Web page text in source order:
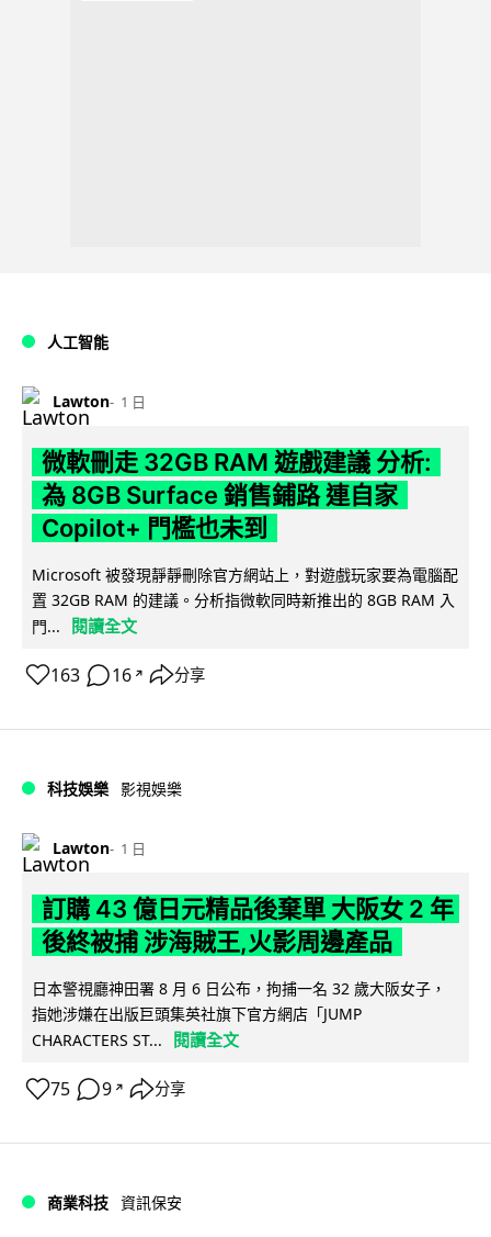
人工智能
Lawton 1 日
微軟刪走 32GB RAM 遊戲建議 分析:
為 8GB Surface 銷售鋪路 連自家
Copilot+ 門檻也未到
Microsoft 被發現靜靜刪除官方網站上，對遊戲玩家要為電腦配
置 32GB RAM 的建議。分析指微軟同時新推出的 8GB RAM 入
門...
閱讀全文
163 16 ↗ 分享
科技娛樂 影視娛樂
Lawton 1 日
訂購 43 億日元精品後棄單 大阪女 2 年
後終被捕 涉海賊王,火影周邊產品
日本警視廳神田署 8 月 6 日公布，拘捕一名 32 歲大阪女子，
指她涉嫌在出版巨頭集英社旗下官方網店「JUMP
CHARACTERS ST...
閱讀全文
75 9 ↗ 分享
商業科技 資訊保安